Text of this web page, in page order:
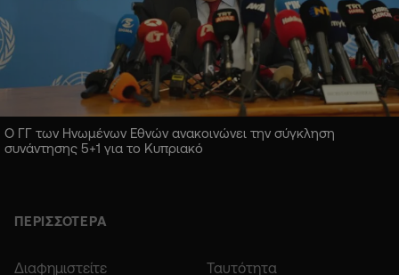
Ο ΓΓ των Ηνωμένων Εθνών ανακοινώνει την σύγκληση
συνάντησης 5+1 για το Κυπριακό
ΠΕΡΙΣΣΟΤΕΡΑ
Διαφημιστείτε Ταυτότητα